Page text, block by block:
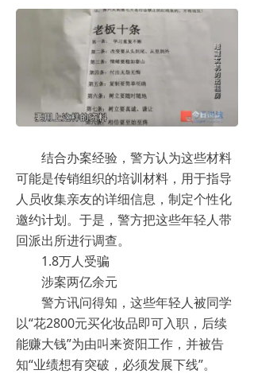
结合办案经验，警方认为这些材料
可能是传销组织的培训材料，用于指导
人员收集亲友的详细信息，制定个性化
邀约计划。于是，警方把这些年轻人带
回派出所进行调查。
1.8万人受骗
涉案两亿余元
警方讯问得知，这些年轻人被同学
以“花2800元买化妆品即可入职，后续
能赚大钱”为由叫来资阳工作，并被告
知“业绩想有突破，必须发展下线”。